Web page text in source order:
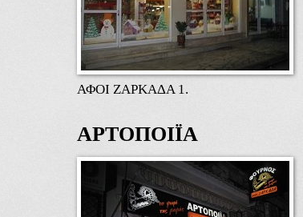
ΑΦΟΙ ΖΑΡΚΑΔΑ 1.
ΑΡΤΟΠΟΙΪΑ